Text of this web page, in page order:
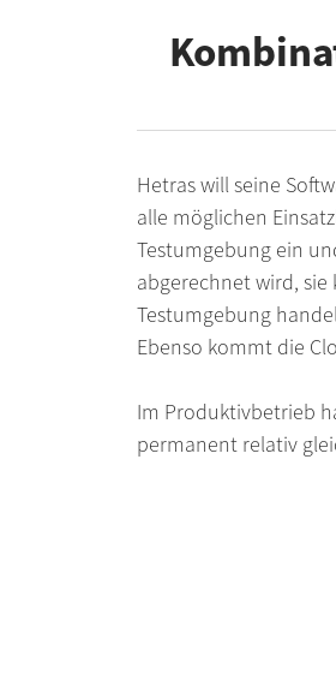
Hetras will seine
alle möglichen
Testumgebung ein
abgerechnet wird, sie
Testumgebung
Ebenso kommt die
Im Produktivbetrieb
permanent relativ